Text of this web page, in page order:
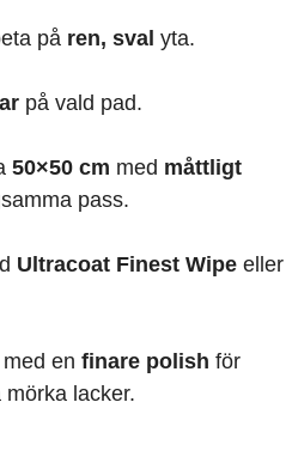
på ren, sval yta.
på vald pad.
50×50 cm med måttligt
pass.
Ultracoat Finest Wipe eller
en finare polish för
lacker.